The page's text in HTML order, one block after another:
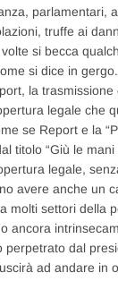
truffe ai
si becca
si dice in
la
legale che
se Report e la
titolo “Giù le
legale,
avere anche un
molti settori della
ancora
dal
ad andare